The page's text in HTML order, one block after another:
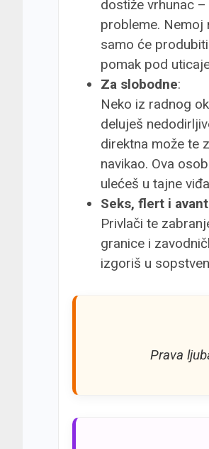
dostiže vrhunac
probleme. Nemoj
samo će
pomak pod
Za slobodne:
Neko iz radnog
deluješ
direktna može te
navikao. Ova
ulećeš u tajne
Seks, flert i
Privlači te
granice i
izgoriš u
Prava